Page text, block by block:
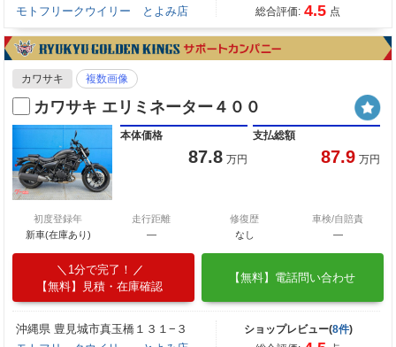
モトフリークウイリー とよみ店
総合評価: 4.5 点
カワサキ 複数画像
カワサキ エリミネーター４００
本体価格
87.8 万円
支払総額
87.9 万円
初度登録年
新車(在庫あり)
走行距離
―
修復歴
なし
車検/自賠責
―
1分で完了！
【無料】見積・在庫確認
【無料】電話問い合わせ
沖縄県 豊見城市真玉橋１３１−３
ショップレビュー(8件)